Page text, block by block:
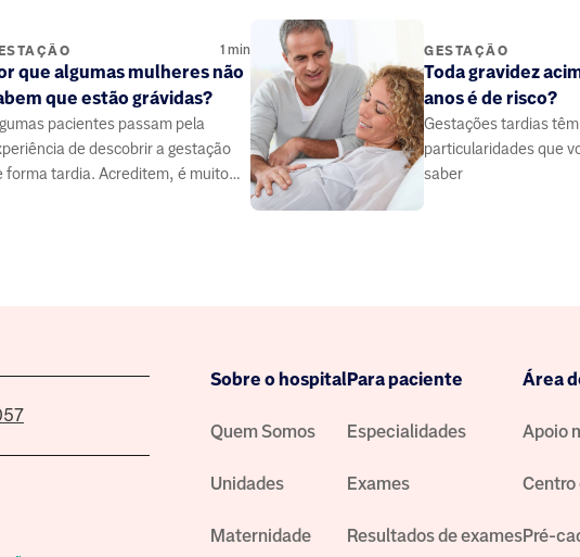
1 min
que algumas mulheres não
que estão grávidas?
pacientes passam pela
de descobrir a gestação
forma tardia. Acreditem, é muito
GESTAÇÃO
Toda gravidez
anos é de risco?
Gestações tardias têm
particularidades que
saber
Sobre o hospital
Quem Somos
Unidades
Maternidade
Para paciente
Especialidades
Exames
Resultados de exames
Área
Apoio
Centro
Pré-